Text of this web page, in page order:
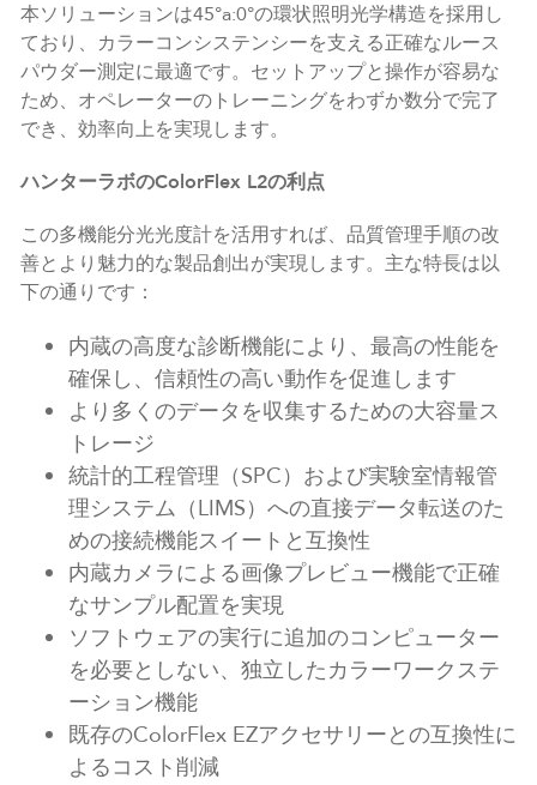
本ソリューションは45°a:0°の環状照明光学構造を採用し
ており、カラーコンシステンシーを支える正確なルース
パウダー測定に最適です。セットアップと操作が容易な
ため、オペレーターのトレーニングをわずか数分で完了
でき、効率向上を実現します。
ハンターラボのColorFlex L2の利点
この多機能分光光度計を活用すれば、品質管理手順の改
善とより魅力的な製品創出が実現します。主な特長は以
下の通りです：
内蔵の高度な診断機能により、最高の性能を
確保し、信頼性の高い動作を促進します
より多くのデータを収集するための大容量ス
トレージ
統計的工程管理（SPC）および実験室情報管
理システム（LIMS）への直接データ転送のた
めの接続機能スイートと互換性
内蔵カメラによる画像プレビュー機能で正確
なサンプル配置を実現
ソフトウェアの実行に追加のコンピューター
を必要としない、独立したカラーワークステ
ーション機能
既存のColorFlex EZアクセサリーとの互換性に
よるコスト削減